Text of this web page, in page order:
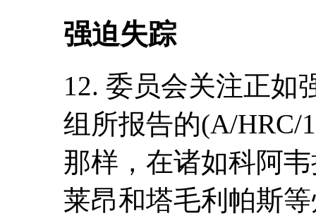
强迫失踪
12. 委员会关注正如
组所报告的(A/HRC/
那样，在诸如科阿
莱昂和塔毛利帕斯